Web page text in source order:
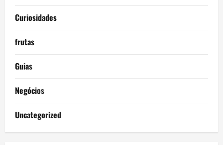
Curiosidades
frutas
Guias
Negócios
Uncategorized